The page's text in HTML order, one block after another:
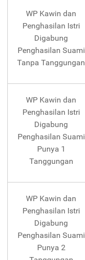
WP Kawin dan
Penghasilan Istri
Digabung
Penghasilan Suami
Tanpa Tanggungan
WP Kawin dan
Penghasilan Istri
Digabung
Penghasilan Suami
Punya 1
Tanggungan
WP Kawin dan
Penghasilan Istri
Digabung
Penghasilan Suami
Punya 2